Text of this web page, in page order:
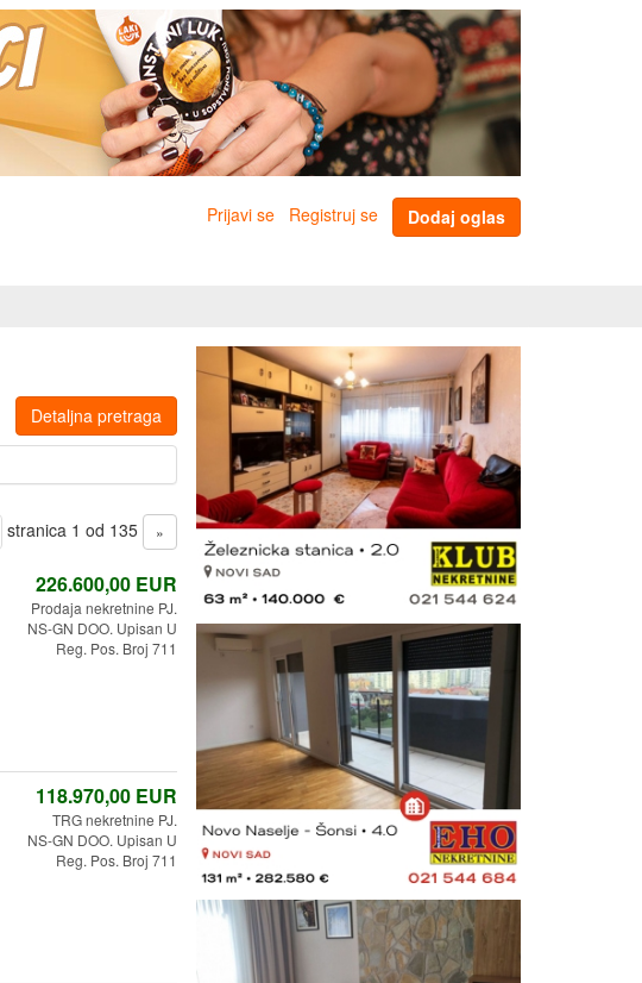
Prijavi se Registruj se Dodaj oglas
Detaljna pretraga
stranica 1 od 135 »
226.600,00EUR
Prodaja nekretnine PJ.
NS-GN DOO. Upisan U
Reg. Pos. Broj 711
118.970,00EUR
TRG nekretnine PJ.
NS-GN DOO. Upisan U
Reg. Pos. Broj 711